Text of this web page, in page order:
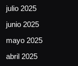
julio 2025
junio 2025
mayo 2025
abril 2025